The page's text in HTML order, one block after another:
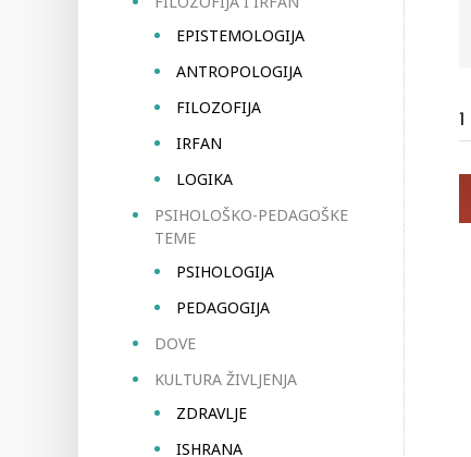
EPISTEMOLOGIJA
ANTROPOLOGIJA
FILOZOFIJA
IRFAN
LOGIKA
PSIHOLOŠKO-PEDAGOŠKE
TEME
PSIHOLOGIJA
PEDAGOGIJA
DOVE
KULTURA ŽIVLJENJA
ZDRAVLJE
ISHRANA
1